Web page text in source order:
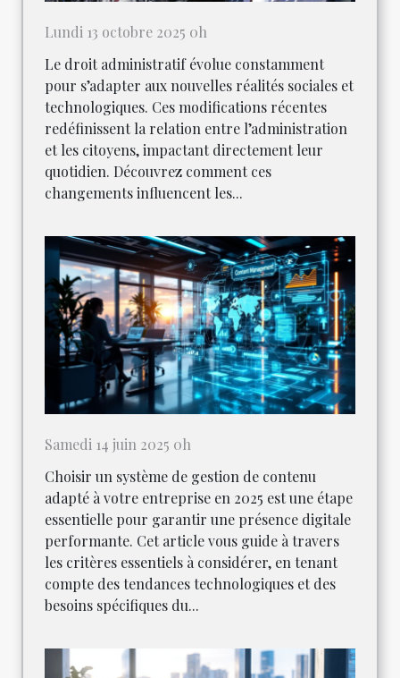
Lundi 13 octobre 2025 0h
Le droit administratif évolue constamment
pour s’adapter aux nouvelles réalités sociales et
technologiques. Ces modifications récentes
redéfinissent la relation entre l’administration
et les citoyens, impactant directement leur
quotidien. Découvrez comment ces
changements influencent les...
Samedi 14 juin 2025 0h
Choisir un système de gestion de contenu
adapté à votre entreprise en 2025 est une étape
essentielle pour garantir une présence digitale
performante. Cet article vous guide à travers
les critères essentiels à considérer, en tenant
compte des tendances technologiques et des
besoins spécifiques du...